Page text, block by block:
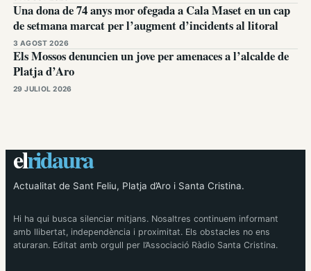
Una dona de 74 anys mor ofegada a Cala Maset en un cap
de setmana marcat per l’augment d’incidents al litoral
3 AGOST 2026
Els Mossos denuncien un jove per amenaces a l’alcalde de
Platja d’Aro
29 JULIOL 2026
elridaura
Actualitat de Sant Feliu, Platja d’Aro i Santa Cristina.
Hi ha qui busca silenciar mitjans. Nosaltres continuem informant
amb llibertat, independència i proximitat. Els obstacles no ens
aturaran. Editat amb orgull per l’Associació Ràdio Santa Cristina.